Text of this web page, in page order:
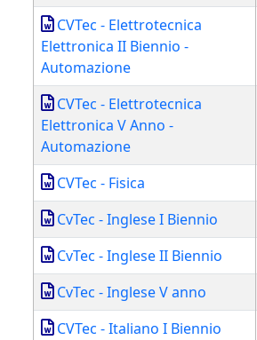
CVTec - Elettrotecnica
Elettronica II Biennio -
Automazione
CVTec - Elettrotecnica
Elettronica V Anno -
Automazione
CVTec - Fisica
CvTec - Inglese I Biennio
CvTec - Inglese II Biennio
CvTec - Inglese V anno
CVTec - Italiano I Biennio